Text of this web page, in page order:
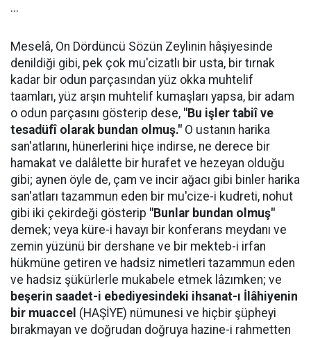
...
Meselâ, On Dördüncü Sözün Zeylinin hâşiyesinde
denildiği gibi, pek çok mu'cizatlı bir usta, bir tırnak
kadar bir odun parçasından yüz okka muhtelif
taamları, yüz arşın muhtelif kumaşları yapsa, bir adam
o odun parçasını gösterip dese, "Bu işler tabiî ve
tesadüfî olarak bundan olmuş." O ustanın harika
san'atlarını, hünerlerini hiçe indirse, ne derece bir
hamakat ve dalâlette bir hurafet ve hezeyan olduğu
gibi; aynen öyle de, çam ve incir ağacı gibi binler harika
san'atları tazammun eden bir mu'cize-i kudreti, nohut
gibi iki çekirdeği gösterip "Bunlar bundan olmuş"
demek; veya küre-i havayı bir konferans meydanı ve
zemin yüzünü bir dershane ve bir mekteb-i irfan
hükmüne getiren ve hadsiz nimetleri tazammun eden
ve hadsiz şükürlerle mukabele etmek lâzımken; ve
beşerin saadet-i ebediyesindeki ihsanat-ı İlâhiyenin
bir muaccel (HAŞİYE) nümunesi ve hiçbir şüpheyi
bırakmayan ve doğrudan doğruya hazine-i rahmetten